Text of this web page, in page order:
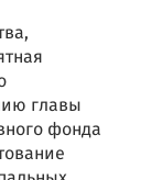
главы
фонда